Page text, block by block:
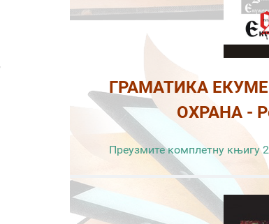
ГРАМАТИКА
ОХРАНА -
Преузмите комплетну књигу